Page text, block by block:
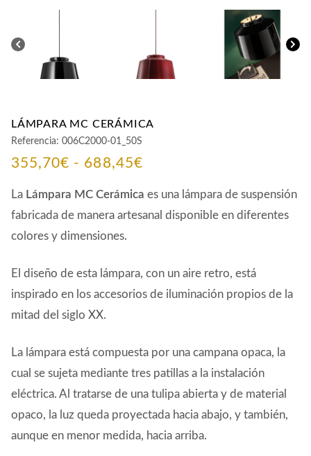
LÁMPARA MC CERÁMICA
Referencia: 006C2000-01_50S
355,70€ - 688,45€Rango
precios:
355,70€
hasta
La Lámpara MC Cerámica es una lámpara de suspensión
fabricada de manera artesanal disponible en diferentes
colores y dimensiones.
El diseño de esta lámpara, con un aire retro, está
inspirado en los accesorios de iluminación propios de la
mitad del siglo XX.
La lámpara está compuesta por una campana opaca, la
cual se sujeta mediante tres patillas a la instalación
eléctrica. Al tratarse de una tulipa abierta y de material
opaco, la luz queda proyectada hacia abajo, y también,
aunque en menor medida, hacia arriba.